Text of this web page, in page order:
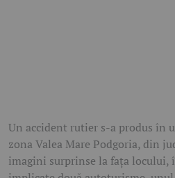
Un accident rutier s-a produs în
zona Valea Mare Podgoria, din
imagini surprinse la fața locului,